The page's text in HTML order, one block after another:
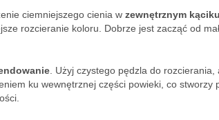
ciemniejszego cienia w zewnętrznym
rozcieranie koloru. Dobrze jest zacząć od
. Użyj czystego pędzla do
ku wewnętrznej części powieki, co stworzy